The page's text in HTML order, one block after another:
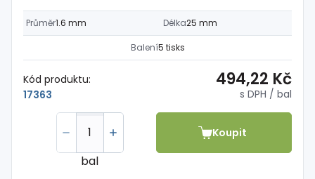
Průměr1.6 mm Délka25 mm
Balení5 tisks
Kód produktu:
17363
494,22 Kč
s DPH / bal
bal
Koupit